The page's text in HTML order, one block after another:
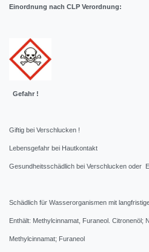
Einordnung nach CLP Verordnung:
Gefahr !
Giftig bei Verschlucken !
Lebensgefahr bei Hautkontakt
Gesundheitsschädlich bei Verschlucken oder
Schädlich für Wasserorganismen mit
Enthält: Methylcinnamat, Furaneol. Citronenöl;
Methylcinnamat; Furaneol